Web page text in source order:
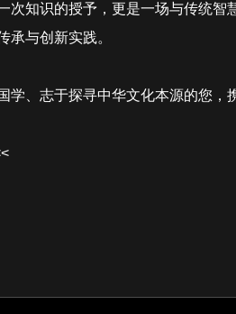
次知识的授予，更是一场与传统
承与创新实践。
学、志于探寻中华文化本源的您，